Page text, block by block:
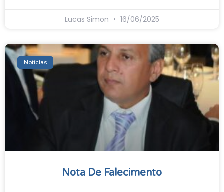
Lucas Simon 16/06/2025
Notícias
Nota De Falecimento